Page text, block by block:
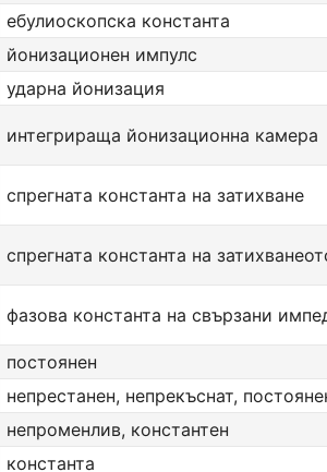
ебулиоскопска константа
йонизационен импулс
ударна йонизация
интегрираща йонизационна камера
спрегната константа на затихване
спрегната константа на
фазова константа на свързани
постоянен
непрестанен, непрекъснат,
непроменлив, константен
константа